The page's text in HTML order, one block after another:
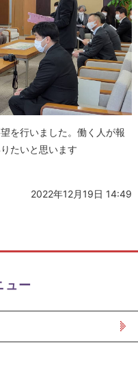
を行いました。働く人が報
たいと思います
2022年12月19日 14:49
ュー